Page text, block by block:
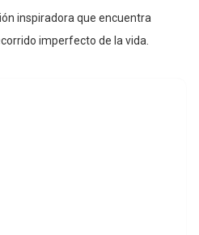
inspiradora que encuentra
imperfecto de la vida.